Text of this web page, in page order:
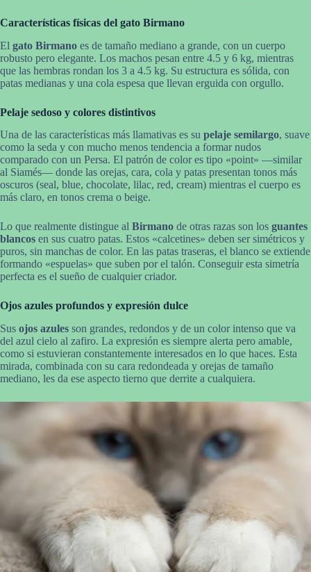
Características físicas del gato Birmano
El gato Birmano es de tamaño mediano a grande, con un cuerpo
robusto pero elegante. Los machos pesan entre 4.5 y 6 kg, mientras
que las hembras rondan los 3 a 4.5 kg. Su estructura es sólida, con
patas medianas y una cola espesa que llevan erguida con orgullo.
Pelaje sedoso y colores distintivos
Una de las características más llamativas es su pelaje semilargo, suave
como la seda y con mucho menos tendencia a formar nudos
comparado con un Persa. El patrón de color es tipo «point» —similar
al Siamés— donde las orejas, cara, cola y patas presentan tonos más
oscuros (seal, blue, chocolate, lilac, red, cream) mientras el cuerpo es
más claro, en tonos crema o beige.
Lo que realmente distingue al Birmano de otras razas son los guantes
blancos en sus cuatro patas. Estos «calcetines» deben ser simétricos y
puros, sin manchas de color. En las patas traseras, el blanco se extiende
formando «espuelas» que suben por el talón. Conseguir esta simetría
perfecta es el sueño de cualquier criador.
Ojos azules profundos y expresión dulce
Sus ojos azules son grandes, redondos y de un color intenso que va
del azul cielo al zafiro. La expresión es siempre alerta pero amable,
como si estuvieran constantemente interesados en lo que haces. Esta
mirada, combinada con su cara redondeada y orejas de tamaño
mediano, les da ese aspecto tierno que derrite a cualquiera.